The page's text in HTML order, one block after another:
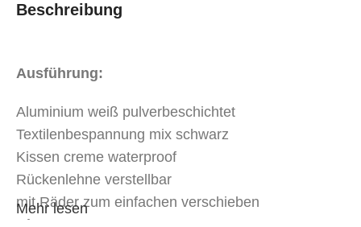
Beschreibung
Ausführung:
Aluminium weiß pulverbeschichtet
Textilenbespannung mix schwarz
Kissen creme waterproof
Rückenlehne verstellbar
mit Räder zum einfachen verschieben
Mehr lesen